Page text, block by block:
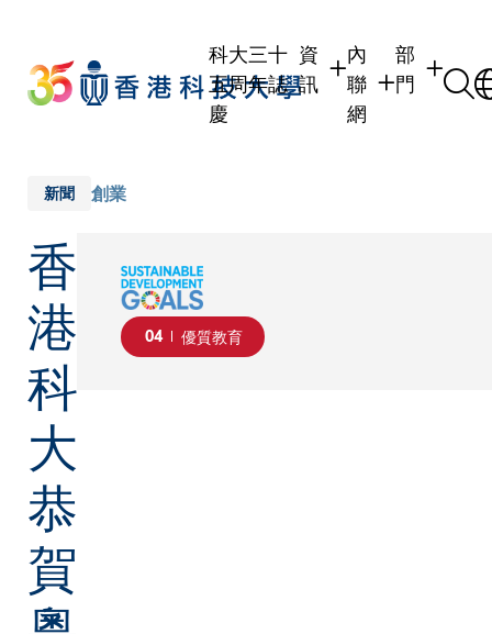
main
content
科大三十
五周年誌
慶
資
訊
內
聯
網
部
門
新聞 創業
香
港
科
大
恭
賀
04 優質教育